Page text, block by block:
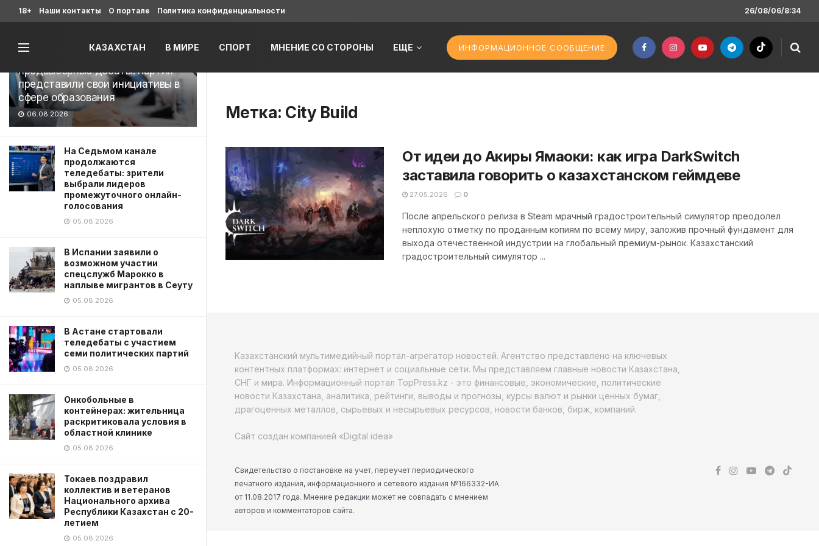
Последние
предвыборные дебаты: партии
представили свои инициативы в
сфере образования
06.08.2026
На Седьмом канале
продолжаются
теледебаты: зрители
выбрали лидеров
промежуточного онлайн-
голосования
05.08.2026
В Испании заявили о
возможном участии
спецслужб Марокко в
наплыве мигрантов в Сеуту
05.08.2026
В Астане стартовали
теледебаты с участием
семи политических партий
05.08.2026
Онкобольные в
контейнерах: жительница
раскритиковала условия в
областной клинике
05.08.2026
Токаев поздравил
коллектив и ветеранов
Национального архива
Республики Казахстан с 20-
летием
05.08.2026
18+ Наши контакты О портале Политика конфиденциальности 26/08/06/8:34
КАЗАХСТАН В МИРЕ СПОРТ МНЕНИЕ СО СТОРОНЫ ЕЩЕ ИНФОРМАЦИОННОЕ СООБЩЕНИЕ
Метка: City Build
От идеи до Акиры Ямаоки: как игра DarkSwitch
заставила говорить о казахстанском геймдеве
27.05.2026 0
После апрельского релиза в Steam мрачный градостроительный симулятор преодолел
неплохую отметку по проданным копиям по всему миру, заложив прочный фундамент для
выхода отечественной индустрии на глобальный премиум-рынок. Казахстанский
градостроительный симулятор ...
Казахстанский мультимедийный портал-агрегатор новостей. Агентство представлено на ключевых
контентных платформах: интернет и социальные сети. Мы представляем главные новости Казахстана,
СНГ и мира. Информационный портал TopPress.kz - это финансовые, экономические, политические
новости Казахстана, аналитика, рейтинги, выводы и прогнозы, курсы валют и рынки ценных бумаг,
драгоценных металлов, сырьевых и несырьевых ресурсов, новости банков, бирж, компаний.
Сайт создан компанией «Digital idea»
Свидетельство о постановке на учет, переучет периодического
печатного издания, информационного и сетевого издания №166332-ИА
от 11.08.2017 года. Мнение редакции может не совпадать с мнением
авторов и комментаторов сайта.